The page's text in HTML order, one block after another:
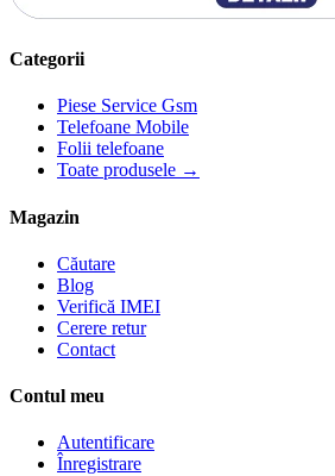
Categorii
Piese Service Gsm
Telefoane Mobile
Folii telefoane
Toate produsele →
Magazin
Căutare
Blog
Verifică IMEI
Cerere retur
Contact
Contul meu
Autentificare
Înregistrare